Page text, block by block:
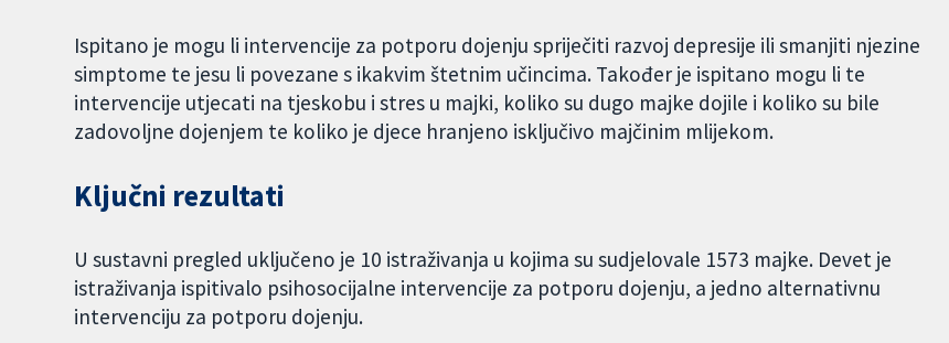
Ispitano je mogu li intervencije za potporu dojenju spriječiti razvoj depresije ili smanjiti njezine
simptome te jesu li povezane s ikakvim štetnim učincima. Također je ispitano mogu li te
intervencije utjecati na tjeskobu i stres u majki, koliko su dugo majke dojile i koliko su bile
zadovoljne dojenjem te koliko je djece hranjeno isključivo majčinim mlijekom.
Ključni rezultati
U sustavni pregled uključeno je 10 istraživanja u kojima su sudjelovale 1573 majke. Devet je
istraživanja ispitivalo psihosocijalne intervencije za potporu dojenju, a jedno alternativnu
intervenciju za potporu dojenju.